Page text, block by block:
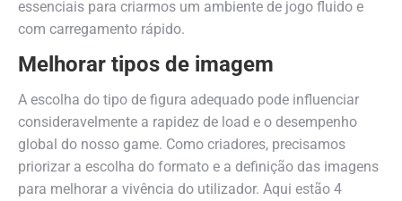
essenciais para criarmos um ambiente de jogo fluido e
com carregamento rápido.
Melhorar tipos de imagem
A escolha do tipo de figura adequado pode influenciar
consideravelmente a rapidez de load e o desempenho
global do nosso game. Como criadores, precisamos
priorizar a escolha do formato e a definição das imagens
para melhorar a vivência do utilizador. Aqui estão 4